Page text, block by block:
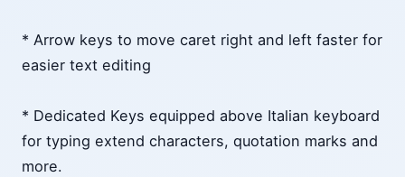
* Arrow keys to move caret right and left faster for
easier text editing
* Dedicated Keys equipped above Italian keyboard
for typing extend characters, quotation marks and
more.